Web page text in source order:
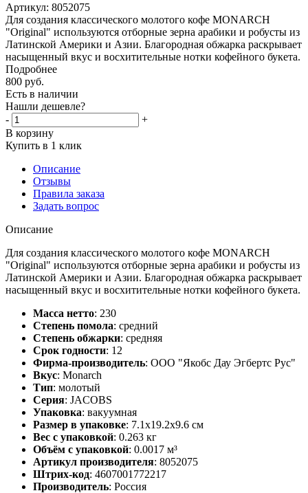
Артикул: 8052075
Для создания классического молотого кофе MONARCH
"Original" используются отборные зерна арабики и робусты из
Латинской Америки и Азии. Благородная обжарка раскрывает
насыщенный вкус и восхитительные нотки кофейного букета.
Подробнее
800 руб.
Есть в наличии
Нашли дешевле?
-
+
В корзину
Купить в 1 клик
Описание
Отзывы
Правила заказа
Задать вопрос
Описание
Для создания классического молотого кофе MONARCH
"Original" используются отборные зерна арабики и робусты из
Латинской Америки и Азии. Благородная обжарка раскрывает
насыщенный вкус и восхитительные нотки кофейного букета.
Масса нетто: 230
Степень помола: средний
Степень обжарки: средняя
Срок годности: 12
Фирма-производитель: ООО "Якобс Дау Эгбертс Рус"
Вкус: Monarch
Тип: молотый
Серия: JACOBS
Упаковка: вакуумная
Размер в упаковке: 7.1x19.2x9.6 см
Вес с упаковкой: 0.263 кг
Объём с упаковкой: 0.0017 м³
Артикул производителя: 8052075
Штрих-код: 4607001772217
Производитель: Россия